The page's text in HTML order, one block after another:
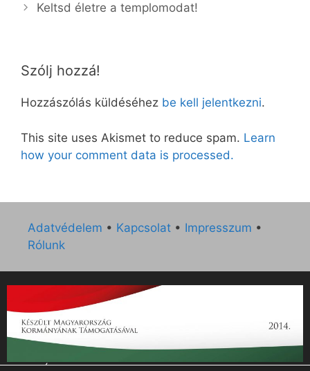
Keltsd életre a templomodat!
Szólj hozzá!
Hozzászólás küldéséhez be kell jelentkezni.
This site uses Akismet to reduce spam. Learn
how your comment data is processed.
Adatvédelem • Kapcsolat • Impresszum •
Rólunk